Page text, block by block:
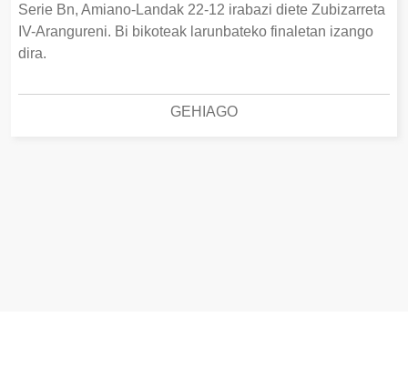
Serie Bn, Amiano-Landak 22-12 irabazi diete Zubizarreta
IV-Arangureni. Bi bikoteak larunbateko finaletan izango
dira.
GEHIAGO